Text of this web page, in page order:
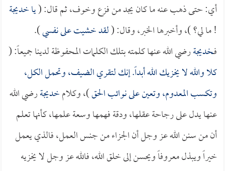
أي: حتى ذهب عنه ما كان يجد من فزع وخوف، ثم قال: (ياخديجة
! ما لي؟ )، وأخبرها الخبر، وقال: (لقد خشيت على نفسي).
فـخديجةرضي الله عنها كلمته بتلك الكلمات المحفوظة لدينا جميعاً: (
كلا والله لا يخزيك الله أبداً. إنك لتقري الضيف، وتحمل الكل،
وتكسب المعدوم، وتعين على نوائب الحق)، وكلامخديجةرضي الله
عنها يدل على رجاحة عقلها، ودقة فهمها وسعة علمها، كأنها تعلم
أن من سنن الله عز وجل أن الجزاء من جنس العمل، فالذي يعمل
خيراً ويبذل معروفاً ويحسن إلى خلق الله، فالله عز وجل لا يخزيه